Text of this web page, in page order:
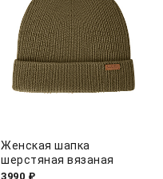
Женская шапка
шерстяная вязаная
3990 ₽